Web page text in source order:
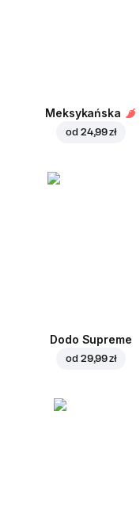
Meksykańska
od 24,99 zł
Dodo Supreme
od 29,99 zł